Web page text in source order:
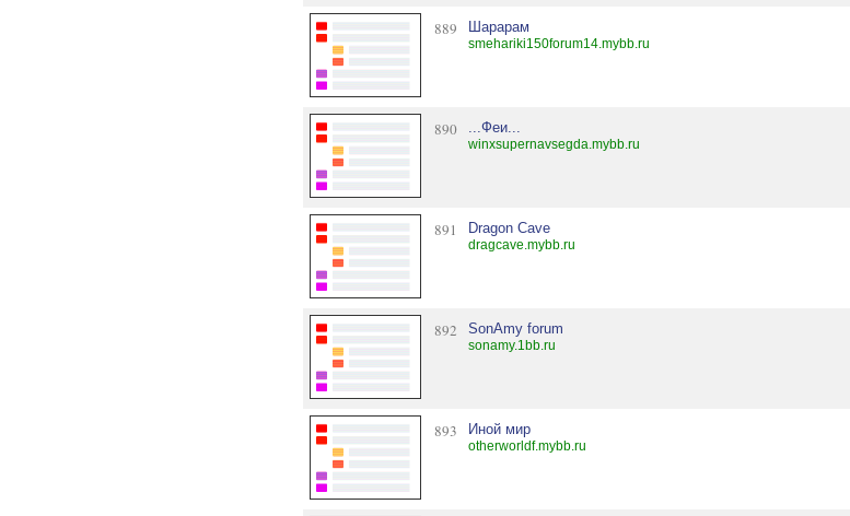
889 Шарарам
smehariki150forum14.mybb.ru
890 ...Феи...
winxsupernavsegda.mybb.ru
891 Dragon Cave
dragcave.mybb.ru
892 SonAmy forum
sonamy.1bb.ru
893 Иной мир
otherworldf.mybb.ru